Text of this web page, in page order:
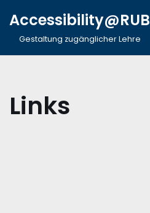
Accessibility@RUB
Gestaltung zugänglicher Lehre
Links